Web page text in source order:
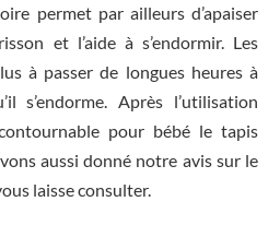
permet par ailleurs d’apaiser
et l’aide à s’endormir. Les
à passer de longues heures à
s’endorme. Après l’utilisation
pour bébé le tapis
aussi donné notre avis sur le
laisse consulter.